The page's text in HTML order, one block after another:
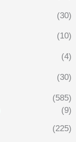
(30)
(10)
(4)
(30)
(585)
(9)
(225)